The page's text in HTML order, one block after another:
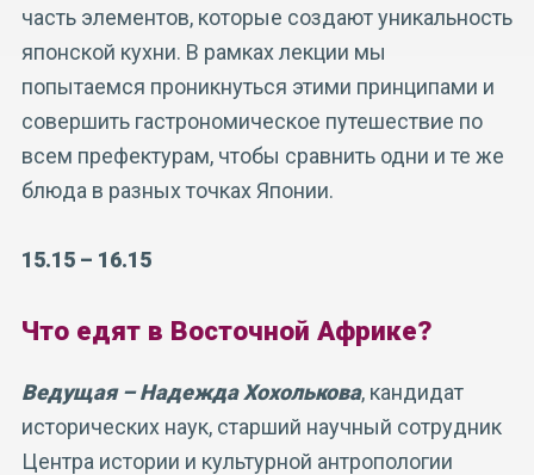
часть элементов, которые создают уникальность
японской кухни. В рамках лекции мы
попытаемся проникнуться этими принципами и
совершить гастрономическое путешествие по
всем префектурам, чтобы сравнить одни и те же
блюда в разных точках Японии.
15.15 – 16.15
Что едят в Восточной Африке?
Ведущая – Надежда Хохолькова, кандидат
исторических наук, старший научный сотрудник
Центра истории и культурной антропологии